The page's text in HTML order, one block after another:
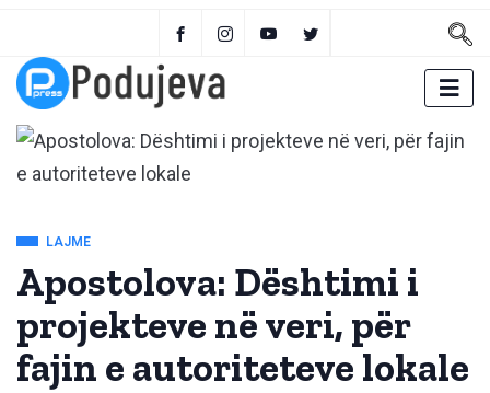
LAJME
Apostolova: Dështimi i
projekteve në veri, për
fajin e autoriteteve lokale